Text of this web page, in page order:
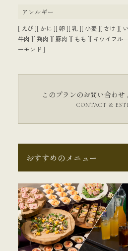
アレルギー
[ えび ][ かに ][ 卵 ][ 乳 ][ 小麦 ][ さけ ][
牛肉 ][ 鶏肉 ][ 豚肉 ][ もも ][ キウイフル
ーモンド ]
このプランのお問い合わ
CONTACT &
おすすめのメニュー